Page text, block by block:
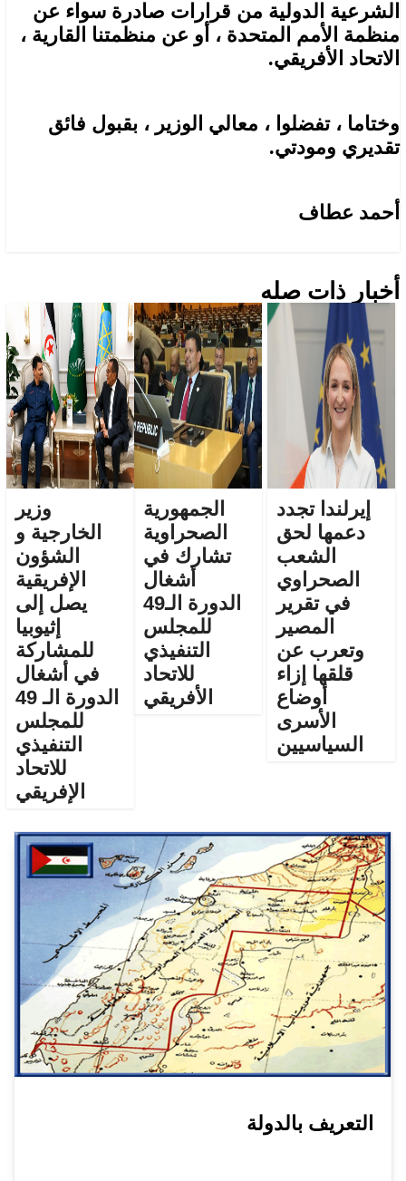
الشرعية الدولية من قرارات صادرة سواء عن
منظمة الأمم المتحدة ، أو عن منظمتنا القارية ،
الاتحاد الأفريقي.
وختاما ، تفضلوا ، معالي الوزير ، بقبول فائق
تقديري ومودتي.
أحمد عطاف
أخبار ذات صله
إيرلندا تجدد
دعمها لحق
الشعب
الصحراوي
في تقرير
المصير
وتعرب عن
قلقها إزاء
أوضاع
الأسرى
السياسيين
الجمهورية
الصحراوية
تشارك في
أشغال
الدورة الـ49
للمجلس
التنفيذي
للاتحاد
الأفريقي
وزير
الخارجية و
الشؤون
الإفريقية
يصل إلى
إثيوبيا
للمشاركة
في أشغال
الدورة الـ 49
للمجلس
التنفيذي
للاتحاد
الإفريقي
التعريف بالدولة